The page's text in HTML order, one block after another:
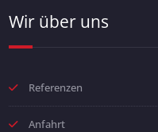
Wir über uns
Referenzen
Anfahrt